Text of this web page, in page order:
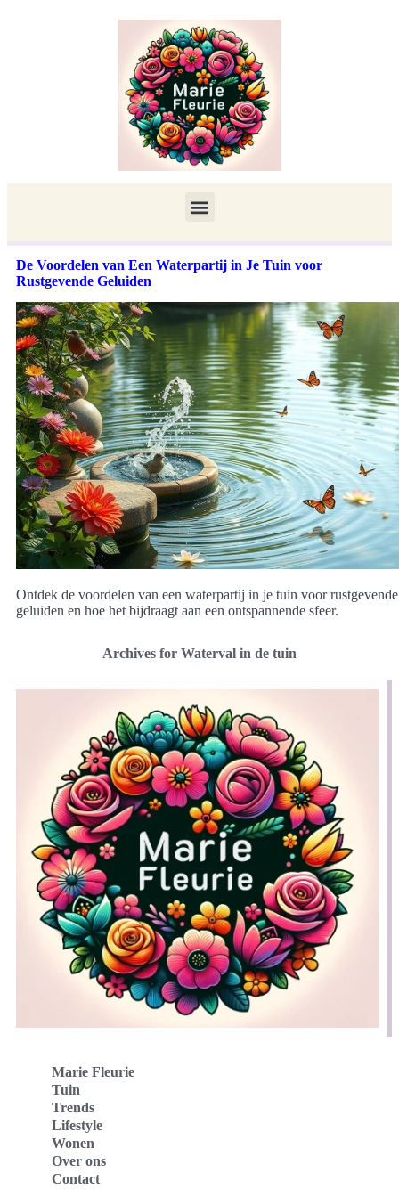
De Voordelen van Een Waterpartij in Je Tuin voor
Rustgevende Geluiden
Ontdek de voordelen van een waterpartij in je tuin voor rustgevende
geluiden en hoe het bijdraagt aan een ontspannende sfeer.
Archives for Waterval in de tuin
Marie Fleurie
Tuin
Trends
Lifestyle
Wonen
Over ons
Contact